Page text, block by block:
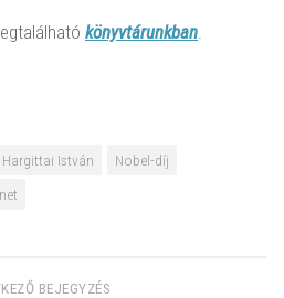
könyvtárunkban.
Hargittai István
Nobel-díj
BEJEGYZÉS